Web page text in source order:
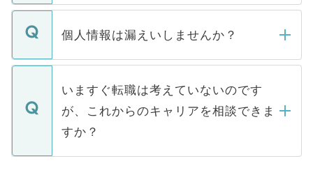
ません。
■応募殺到を避けるため 人気のある医療機
関を公にしてしまうと、応募が殺到する場
に、医療機関が求める条件に合った人材の
みを人材紹介会社に依頼するケースが増え
ています。
転職・入職を強要することは一切ありませ
ん。また、仮に応募先から内定をいただい
定を承諾する必要はありません。内定先へ
の辞退の連絡はキャリアパートナーが行い
個人情報は漏えいしませんか？
個人情報が漏えいすることはありませんの
で、ご安心ください。当サイトからの登録
などで収集したご登録者様の個人情報は、
ご本人のキャリアアップおよび転職活動の
支援を目的に使用いたします。お預かりし
ているすべての個人データはご本人の許可
いますぐ転職は考えていないのです
が、これからのキャリアを相談できま
すか？